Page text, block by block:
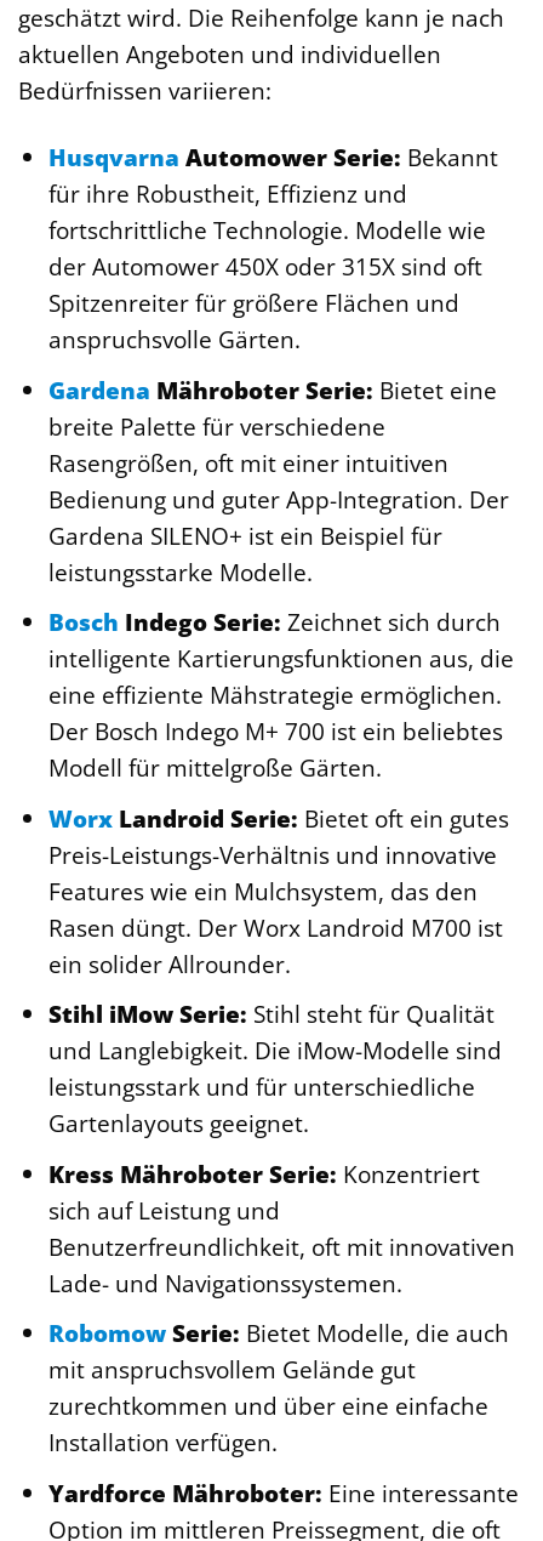
geschätzt wird. Die Reihenfolge kann je nach
aktuellen Angeboten und individuellen
Bedürfnissen variieren:
Husqvarna Automower Serie: Bekannt
für ihre Robustheit, Effizienz und
fortschrittliche Technologie. Modelle wie
der Automower 450X oder 315X sind oft
Spitzenreiter für größere Flächen und
anspruchsvolle Gärten.
Gardena Mähroboter Serie: Bietet eine
breite Palette für verschiedene
Rasengrößen, oft mit einer intuitiven
Bedienung und guter App-Integration. Der
Gardena SILENO+ ist ein Beispiel für
leistungsstarke Modelle.
Bosch Indego Serie: Zeichnet sich durch
intelligente Kartierungsfunktionen aus, die
eine effiziente Mähstrategie ermöglichen.
Der Bosch Indego M+ 700 ist ein beliebtes
Modell für mittelgroße Gärten.
WorxLandroid Serie: Bietet oft ein gutes
Preis-Leistungs-Verhältnis und innovative
Features wie ein Mulchsystem, das den
Rasen düngt. Der Worx Landroid M700 ist
ein solider Allrounder.
Stihl iMow Serie: Stihl steht für Qualität
und Langlebigkeit. Die iMow-Modelle sind
leistungsstark und für unterschiedliche
Gartenlayouts geeignet.
Kress Mähroboter Serie: Konzentriert
sich auf Leistung und
Benutzerfreundlichkeit, oft mit innovativen
Lade- und Navigationssystemen.
RobomowSerie: Bietet Modelle, die auch
mit anspruchsvollem Gelände gut
zurechtkommen und über eine einfache
Installation verfügen.
Yardforce Mähroboter: Eine interessante
Option im mittleren Preissegment, die oft